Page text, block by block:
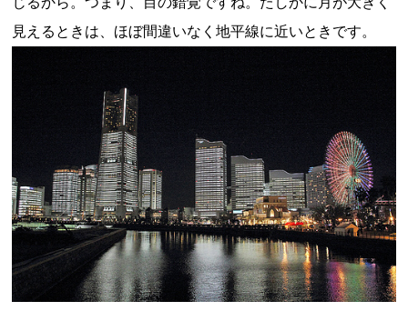
見えるときは、ほぼ間違いなく地平線に近いときです。